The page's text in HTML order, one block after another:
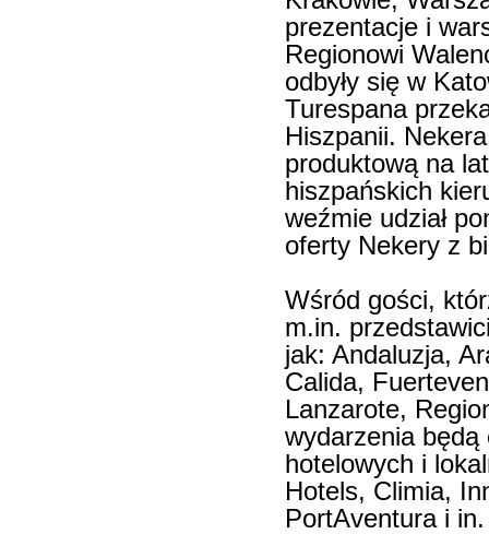
prezentacje i
Regionowi
odbyły się w
Turespana
Hiszpanii.
produktową na
hiszpańskich
weźmie udział
oferty Nekery z
Wśród gości,
m.in.
jak: Andaluzja,
Calida,
Lanzarote,
wydarzenia
hotelowych i
Hotels, Climia,
PortAventura i in.